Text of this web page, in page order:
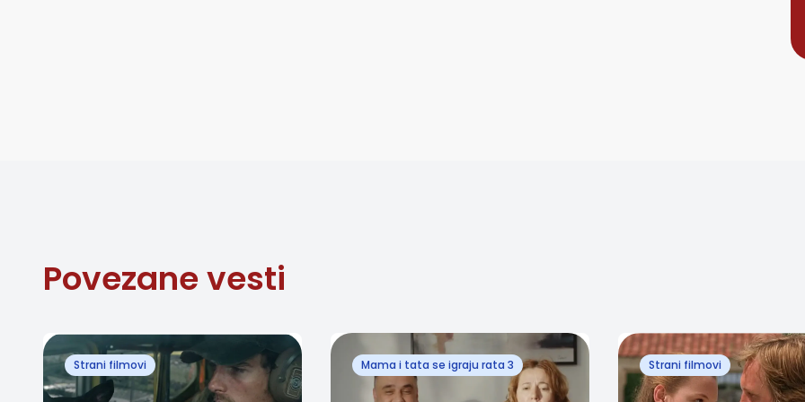
Povezane vesti
Strani filmovi Mama i tata se igraju rata 3 Strani filmovi